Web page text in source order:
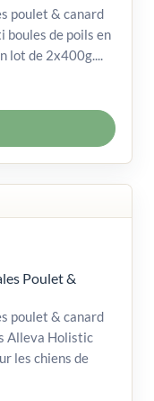
poulet & canard
de poils en
lot de 2x400g....
Poulet &
poulet & canard
Alleva Holistic
les chiens de